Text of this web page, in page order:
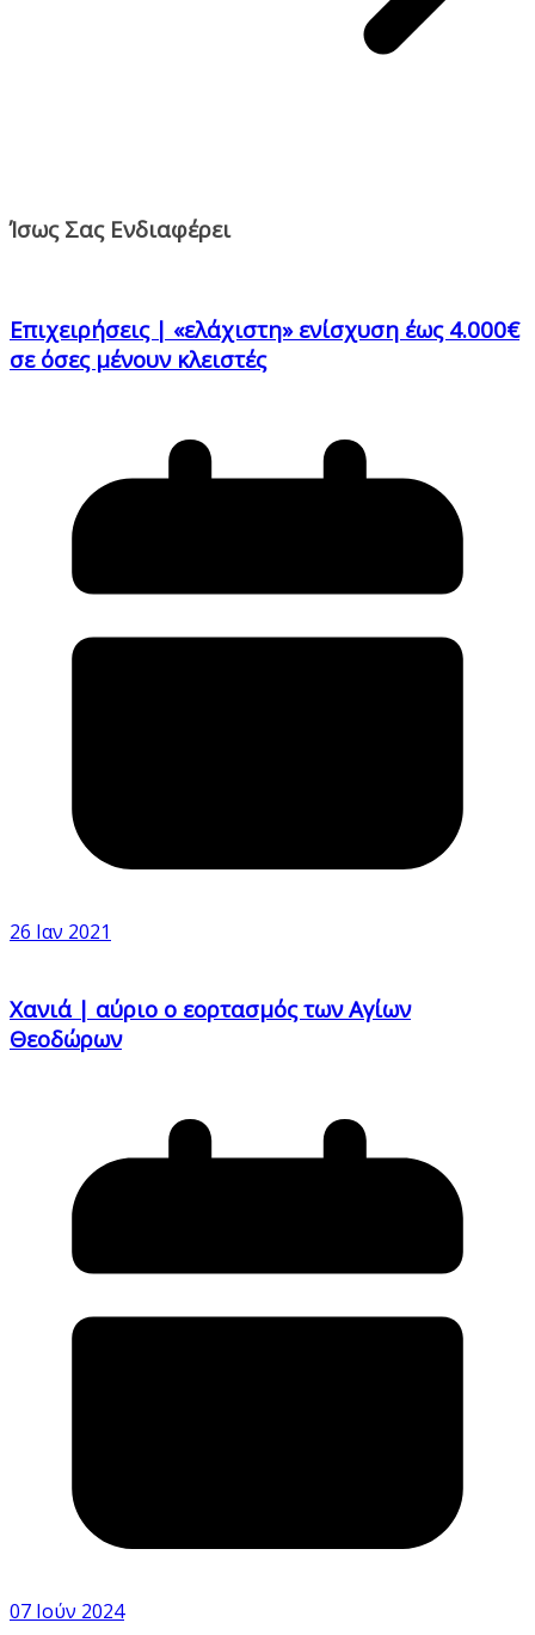
Ίσως Σας Ενδιαφέρει
Επιχειρήσεις | «ελάχιστη» ενίσχυση έως 4.000€
σε όσες μένουν κλειστές
26 Ιαν 2021
Χανιά | αύριο ο εορτασμός των Αγίων
Θεοδώρων
07 Ιούν 2024